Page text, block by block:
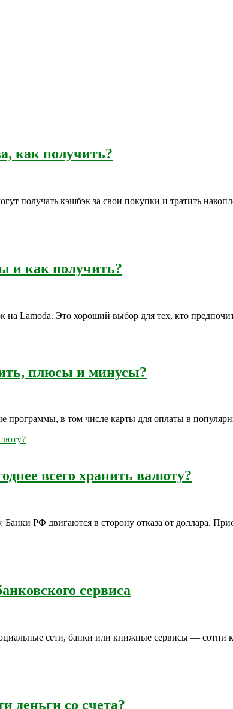
как получить?
получать кэшбэк за свои покупки и тратить
и как получить?
на Lamoda. Это хороший выбор для тех, кто
плюсы и минусы?
в том числе карты для оплаты в
всего хранить валюту?
РФ двигаются в сторону отказа от доллара.
сервиса
сети, банки или книжные сервисы — сотни
деньги со счета?